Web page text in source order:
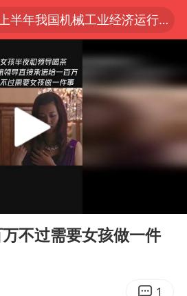
上半年我国机械工业经济运行稳中有进
女子开一天一夜空调后二氧化碳中毒
官方通报教师招聘笔试前13名被淘汰
名后的“青海拉面”店
四川宜宾市高县发生4.9级地震
不过需要女孩做一件
1